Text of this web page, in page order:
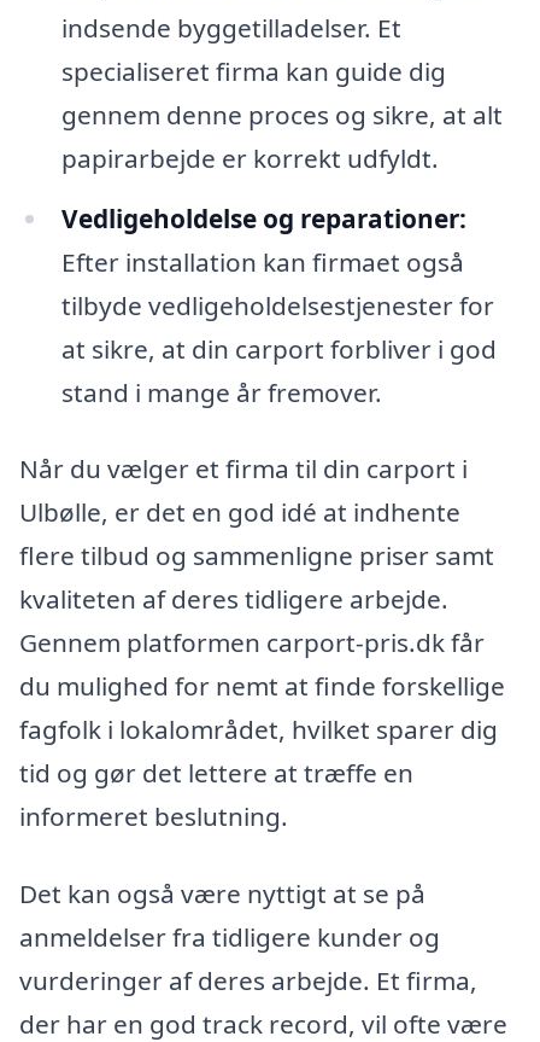
indsende byggetilladelser. Et
specialiseret firma kan guide dig
gennem denne proces og sikre, at alt
papirarbejde er korrekt udfyldt.
Vedligeholdelse og reparationer:
Efter installation kan firmaet også
tilbyde vedligeholdelsestjenester for
at sikre, at din carport forbliver i god
stand i mange år fremover.
Når du vælger et firma til din carport i
Ulbølle, er det en god idé at indhente
flere tilbud og sammenligne priser samt
kvaliteten af deres tidligere arbejde.
Gennem platformen carport-pris.dk får
du mulighed for nemt at finde forskellige
fagfolk i lokalområdet, hvilket sparer dig
tid og gør det lettere at træffe en
informeret beslutning.
Det kan også være nyttigt at se på
anmeldelser fra tidligere kunder og
vurderinger af deres arbejde. Et firma,
der har en god track record, vil ofte være